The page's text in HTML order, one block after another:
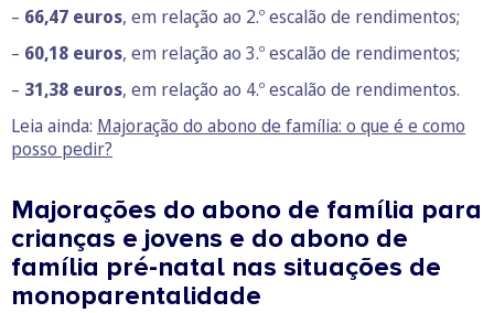
– 66,47 euros, em relação ao 2.º escalão de rendimentos;
– 60,18 euros, em relação ao 3.º escalão de rendimentos;
– 31,38 euros, em relação ao 4.º escalão de rendimentos.
Leia ainda: Majoração do abono de família: o que é e como
posso pedir?
Majorações do abono de família para
crianças e jovens e do abono de
família pré-natal nas situações de
monoparentalidade